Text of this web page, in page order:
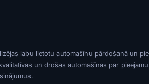
labu lietotu automašīnu pārdošanā un
un drošas automašīnas par